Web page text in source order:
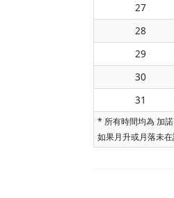
27
28
29
30
31
* 所有時間均為 加
如果月升或月落未